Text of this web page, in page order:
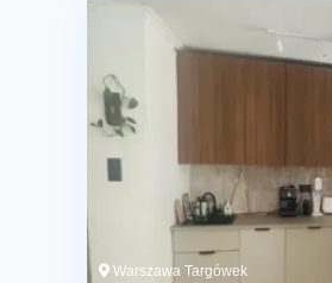
Warszawa Targówek